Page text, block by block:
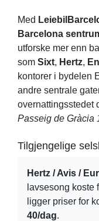
Med
Barcelona
utforske mer enn
som Sixt, Hertz,
kontorer i bydelen
andre sentrale
overnattingsstedet
Passeig de Gràcia
Tilgjengelige
Hertz / Avis /
lavsesong koste
ligger priser for
40/dag.